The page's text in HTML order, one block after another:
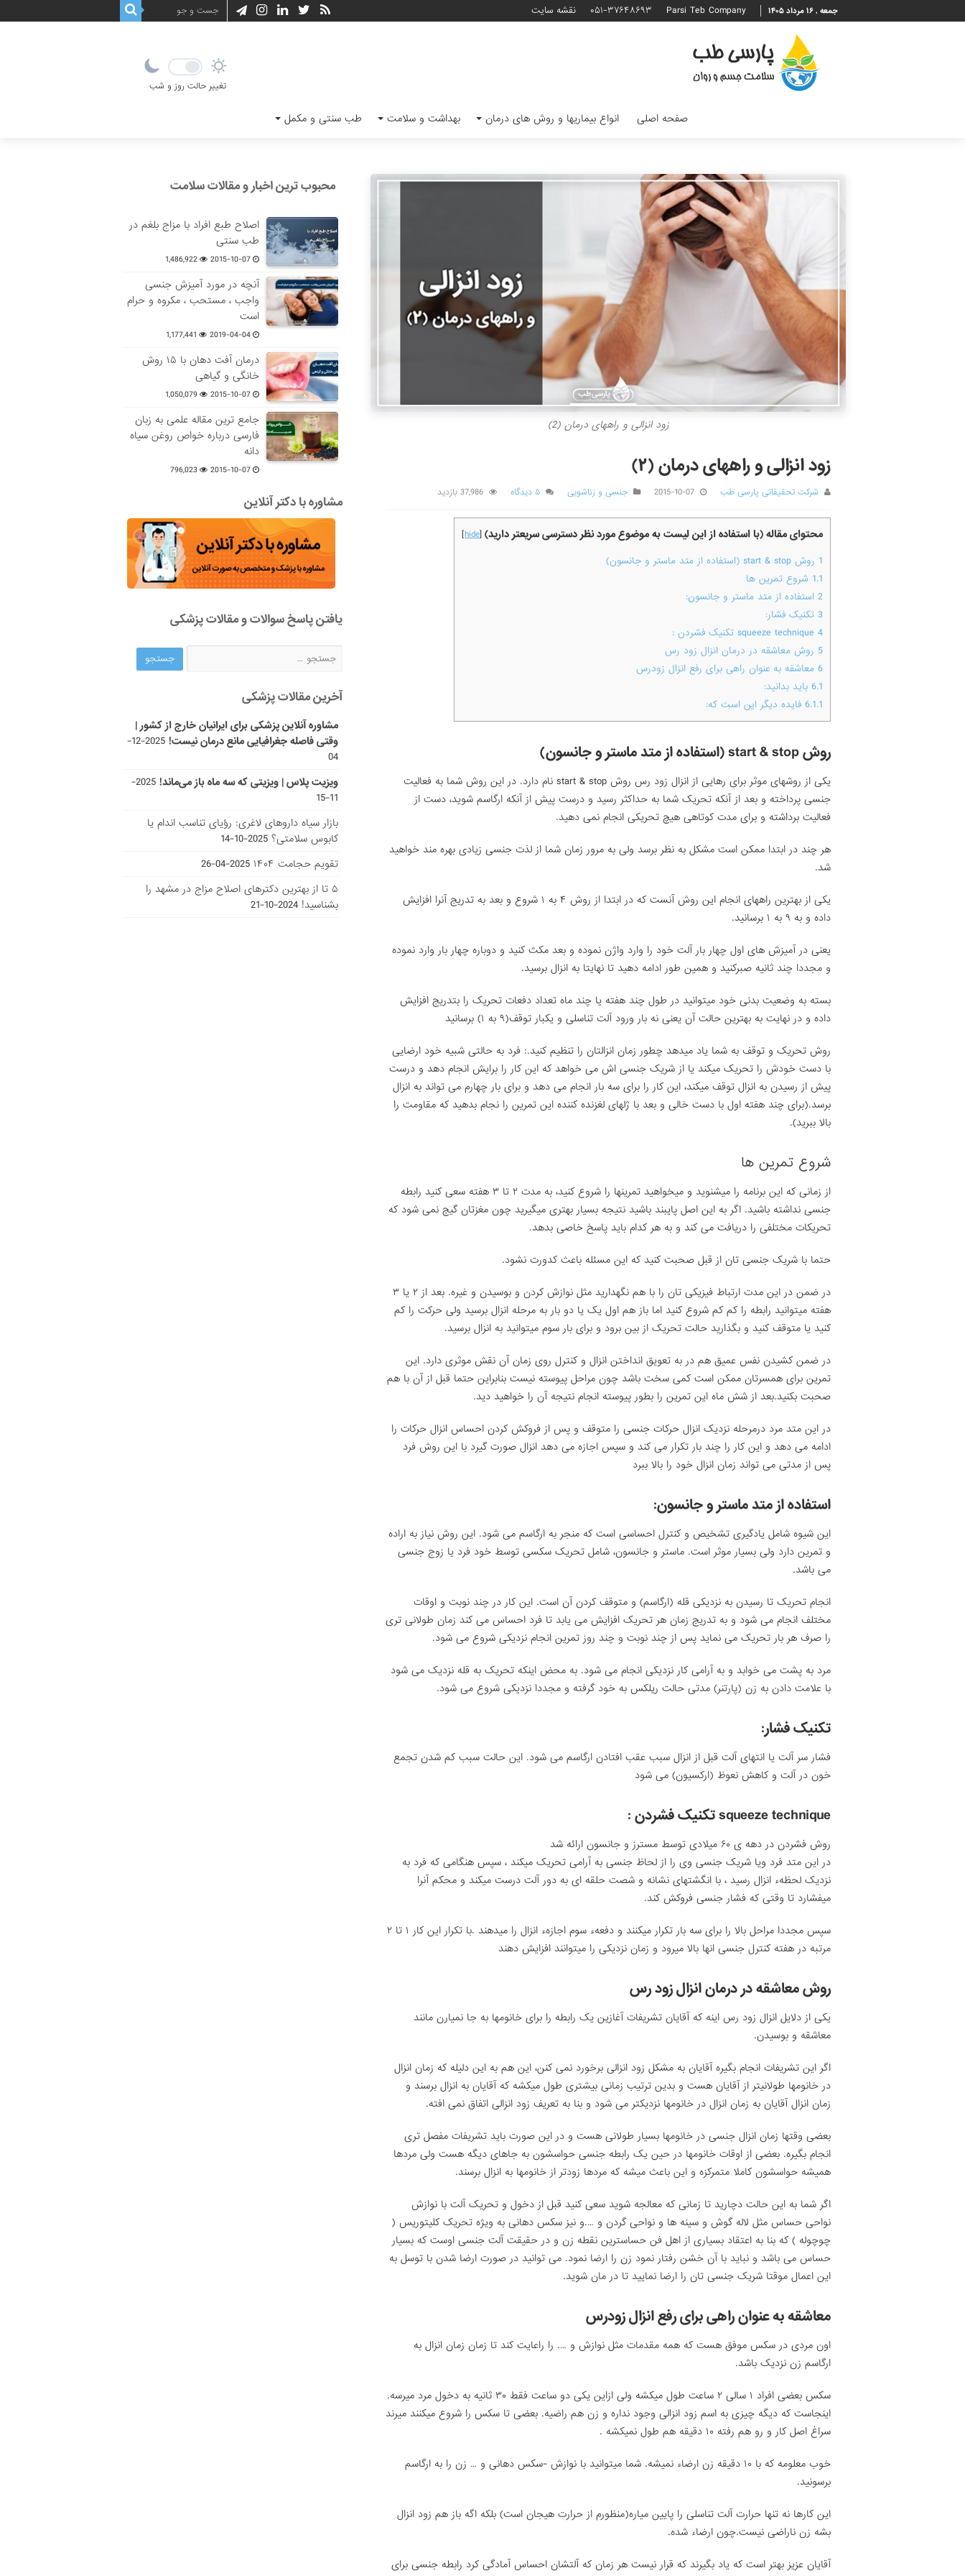
جمعه , ۱۶ مرداد ۱۴۰۵ Parsi Teb Company ۰۵۱-۳۷۶۴۸۶۹۳ نقشه سایت
تغییر حالت روز و شب
صفحه اصلی انواع بیماریها و روش های درمان بهداشت و سلامت طب سنتی و مکمل
زود انزالی و راههای درمان (2)
زود انزالی و راههای درمان (۲)
شرکت تحقیقاتی پارسی طب 2015-10-07 جنسی و زناشویی ۵ دیدگاه 37,986 بازدید
محتوای مقاله (با استفاده از این لیست به موضوع مورد نظر دسترسی سریعتر دارید) [
hide
]
1 روش start & stop (استفاده از متد ماستر و جانسون)
1.1 شروع تمرین ها
2 استفاده از متد ماستر و جانسون:
3 تکنیک فشار:
4
5 روش معاشقه در درمان انزال زود رس
6 معاشقه به عنوان راهی برای رفع انزال زودرس
6.1 باید بدانید:
6.1.1 فایده دیگر این است که:
روش start & stop (استفاده از متد ماستر و جانسون)
یکی از روشهای موثر برای رهایی از انزال زود رس روش start & stop نام دارد. در این روش شما به فعالیت
جنسی پرداخته و بعد از آنکه تحریک شما به حداکثر رسید و درست پیش از آنکه ارگاسم شوید، دست از
فعالیت برداشته و برای مدت کوتاهی هیچ تحریکی انجام نمی دهید.
هر چند در ابتدا ممکن است مشکل به نظر برسد ولی به مرور زمان شما از لذت جنسی زیادی بهره مند خواهید
شد.
یکی از بهترین راههای انجام این روش آنست که در ابتدا از روش ۴ به ۱ شروع و بعد به تدریج آنرا افزایش
داده و به ۹ به ۱ برسانید.
یعنی در آمیزش های اول چهار بار آلت خود را وارد واژن نموده و بعد مکث کنید و دوباره چهار بار وارد نموده
و مجددا چند ثانیه صبرکنید و همین طور ادامه دهید تا نهایتا به انزال برسید.
بسته به وضعیت بدنی خود میتوانید در طول چند هفته یا چند ماه تعداد دفعات تحریک را بتدریج افزایش
داده و در نهایت به بهترین حالت آن یعنی نه بار ورود آلت تناسلی و یکبار توقف(۹ به ۱) برسانید
روش تحریک و توقف به شما یاد میدهد چطور زمان انزالتان را تنظیم کنید.: فرد به حالتی شبیه خود ارضایی
با دست خودش را تحریک میکند یا از شریک جنسی اش می خواهد که این کار را برایش انجام دهد و درست
پیش از رسیدن به انزال توقف میکند، این کار را برای سه بار انجام می دهد و برای بار چهارم می تواند به انزال
برسد.(برای چند هفته اول با دست خالی و بعد با ژلهای لغزنده کننده این تمرین را نجام بدهید که مقاومت را
بالا ببرید).
شروع تمرین ها
از زمانی که این برنامه را میشنوید و میخواهید تمرینها را شروع کنید، به مدت ۲ تا ۳ هفته سعی کنید رابطه
جنسی نداشته باشید. اگر به این اصل پایبند باشید نتیجه بسیار بهتری میگیرید چون مغزتان گیج نمی شود که
تحریکات مختلفی را دریافت می کند و به هر کدام باید پاسخ خاصی بدهد.
حتما با شریک جنسی تان از قبل صحبت کنید که این مسئله باعث کدورت نشود.
در ضمن در این مدت ارتباط فیزیکی تان را با هم نگهدارید مثل نوازش کردن و بوسیدن و غیره. بعد از ۲ یا ۳
هفته میتوانید رابطه را کم کم شروع کنید اما باز هم اول یک یا دو بار به مرحله انزال برسید ولی حرکت را کم
کنید یا متوقف کنید و بگذارید حالت تحریک از بین برود و برای بار سوم میتوانید به انزال برسید.
در ضمن کشیدن نفس عمیق هم در به تعویق انداختن انزال و کنترل روی زمان آن نقش موثری دارد. این
تمرین برای همسرتان ممکن است کمی سخت باشد چون مراحل پیوسته نیست بنابراین حتما قبل از آن با هم
صحبت بکنید.بعد از شش ماه این تمرین را بطور پیوسته انجام نتیجه آن را خواهید دید.
در این متد مرد درمرحله نزدیک انزال حرکات جنسی را متوقف و پس از فروکش کردن احساس انزال حرکات را
ادامه می دهد و این کار را چند بار تکرار می کند و سپس اجازه می دهد انزال صورت گیرد با این روش فرد
پس از مدتی می تواند زمان انزال خود را بالا ببرد
استفاده از متد ماستر و جانسون:
این شیوه شامل یادگیری تشخیص و کنترل احساسی است که منجر به ارگاسم می شود. این روش نیاز به اراده
و تمرین دارد ولی بسیار موثر است. ماستر و جانسون، شامل تحریک سکسی توسط خود فرد یا زوج جنسی
می باشد.
انجام تحریک تا رسیدن به نزدیکی قله (ارگاسم) و متوقف کردن آن است. این کار در چند نوبت و اوقات
مختلف انجام می شود و به تدریج زمان هر تحریک افزایش می یابد تا فرد احساس می کند زمان طولانی تری
را صرف هر بار تحریک می نماید پس از چند نوبت و چند روز تمرین انجام نزدیکی شروع می شود.
مرد به پشت می خوابد و به آرامی کار نزدیکی انجام می شود. به محض اینکه تحریک به قله نزدیک می شود
با علامت دادن به زن (پارتنر) مدتی حالت ریلکس به خود گرفته و مجددا نزدیکی شروع می شود.
تکنیک فشار:
فشار سر آلت یا انتهای آلت قبل از انزال سبب عقب افتادن ارگاسم می شود. این حالت سبب کم شدن تجمع
خون در آلت و کاهش نعوظ (ارکسیون) می شود
squeeze technique تکنیک فشردن :
روش فشردن در دهه ی ۶۰ میلادی توسط مسترز و جانسون ارائه شد
در این متد فرد ویا شریک جنسی وی را از لحاظ جنسی به آرامی تحریک میکند ، سپس هنگامی که فرد به
نزدیک لحظهء انزال رسید ، با انگشتهای نشانه و شصت حلقه ای به دور آلت درست میکند و محکم آنرا
میفشارد تا وقتی که فشار جنسی فروکش کند.
سپس مجددا مراحل بالا را برای سه بار تکرار میکنند و دفعهء سوم اجازهء انزال را میدهند .با تکرار این کار ۱ تا ۲
مرتبه در هفته کنترل جنسی انها بالا میرود و زمان نزدیکی را میتوانند افزایش دهند
روش معاشقه در درمان انزال زود رس
یکی از دلایل انزال زود رس اینه که آقایان تشریفات آغازین یک رابطه را برای خانومها به جا نمیارن مانند
معاشقه و بوسیدن.
اگر این تشریفات انجام بگیره آقایان به مشکل زود انزالی برخورد نمی کنن، این هم به این دلیله که زمان انزال
در خانومها طولانیتر از آقایان هست و بدین ترتیب زمانی بیشتری طول میکشه که آقایان به انزال برسند و
زمان انزال آقایان به زمان انزال در خانومها نزدیکتر می شود و بنا به تعریف زود انزالی اتفاق نمی افته.
بعضی وقتها زمان انزال جنسی در خانومها بسیار طولانی هست و در این صورت باید تشریفات مفصل تری
انجام بگیره. بعضی از اوقات خانومها در حین یک رابطه جنسی حواسشون به جاهای دیگه هست ولی مردها
همیشه حواسشون کاملا متمرکزه و این باعث میشه که مردها زودتر از خانومها به انزال برسند.
اگر شما به این حالت دچارید تا زمانی که معالجه شوید سعی کنید قبل از دخول و تحریک آلت با نوازش
نواحی حساس مثل لاله گوش و سینه ها و نواحی گردن و ….و نیز سکس دهانی به ویژه تحریک کلیتوریس (
چوچوله ) که بنا به اعتقاد بسیاری از اهل فن حساسترین نقطه زن و در حقیقت آلت جنسی اوست که بسیار
حساس می باشد و نباید با آن خشن رفتار نمود زن را ارضا نمود. می توانید در صورت ارضا شدن با توسل به
این اعمال موقتا شریک جنسی تان را ارضا نمایید تا در مان شوید.
معاشقه به عنوان راهی برای رفع انزال زودرس
اون مردی در سکس موفق هست که همه مقدمات مثل نوازش و …. را راعایت کند تا زمان زمان انزال به
ارگاسم زن نزدیک باشد.
سکس بعضی افراد ۱ سالی ۲ ساعت طول میکشه ولی ازاین یکی دو ساعت فقط ۳۰ ثانیه به دخول مرد میرسه.
اینجاست که دیگه چیزی به اسم زود انزالی وجود نداره و زن هم راضیه. بعضی تا سکس را شروع میکنند میرند
سراغ اصل کار و رو هم رفته ۱۰ دقیقه هم طول نمیکشه .
خوب معلومه که با ۱۰ دقیقه زن ارضاء نمیشه. شما میتوانید با نوازش -سکس دهانی و … زن را به ارگاسم
برسونید.
این کارها نه تنها حرارت آلت تناسلی را پایین میاره(منظورم از حرارت هیجان است) بلکه اگه باز هم زود انزال
بشه زن ناراضی نیست.چون ارضاء شده.
آقایان عزیز بهتر است که یاد بگیرند که قرار نیست هر زمان که آلتشان احساس آمادگی کرد رابطه جنسی برای
محبوب ترین اخبار و مقالات سلامت
اصلاح طبع افراد با مزاج بلغم در
طب سنتی
2015-10-07
1,486,922
آنچه در مورد آمیزش جنسی
واجب ، مستحب ، مکروه و حرام
است
2019-04-04
1,177,441
درمان آفت دهان با ۱۵ روش
خانگی و گیاهی
2015-10-07
1,050,079
جامع ترین مقاله علمی به زبان
فارسی درباره خواص روغن سیاه
دانه
2015-10-07
796,023
مشاوره با دکتر آنلاین
یافتن پاسخ سوالات و مقالات پزشکی
آخرین مقالات پزشکی
مشاوره آنلاین پزشکی برای ایرانیان خارج از کشور |
وقتی فاصله جغرافیایی مانع درمان نیست!
2025-12-
04
ویزیت پلاس | ویزیتی که سه ماه باز می‌ماند!
2025-
11-15
بازار سیاه داروهای لاغری: رؤیای تناسب اندام یا
کابوس سلامتی؟ 2025-10-14
تقویم حجامت ۱۴۰۴
2025-04-26
۵ تا از بهترین دکتر‌های اصلاح مزاج در مشهد را
بشناسید! 2024-10-21